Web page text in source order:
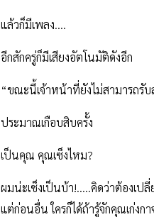
แล้วก็มีเพลง....
อีกสักครู่ก็มีเสียงอัตโนมัติดังอีก
“ขณะนี้เจ้าหน้าที่ยังไม่สามารถรั
ประมาณเกือบสิบครั้ง
เป็นคุณ คุณเซ็งไหม?
ผมน่ะเซ็งเป็นบ้า!.....คิดว่าต้องเป
แต่ก่อนอื่น ใครก็ได้ถ้ารู้จักคุณเก่ง